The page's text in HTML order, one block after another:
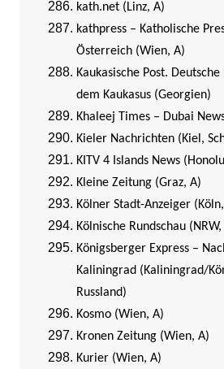
kath.net (Linz, A)
kathpress – Katholische
Österreich (Wien, A)
Kaukasische Post.
dem Kaukasus (Georgien)
Khaleej Times – Dubai
Kieler Nachrichten (Kiel,
KITV 4 Islands News
Kleine Zeitung (Graz, A)
Kölner Stadt-Anzeiger
Kölnische Rundschau (NRW,
Königsberger Express –
Kaliningrad (Kaliningrad/
Russland)
Kosmo (Wien, A)
Kronen Zeitung (Wien, A)
Kurier (Wien, A)